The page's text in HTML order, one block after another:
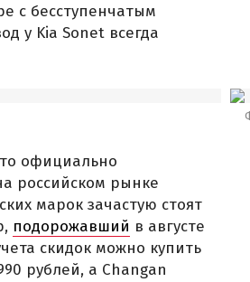
с бесступенчатым
у Kia Sonet всегда
официально
российском рынке
марок зачастую стоят
подорожавший в августе
скидок можно купить
рублей, а Changan